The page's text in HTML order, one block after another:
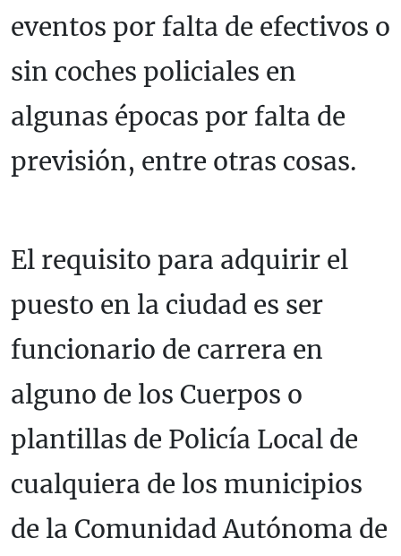
eventos por falta de efectivos o
sin coches policiales en
algunas épocas por falta de
previsión, entre otras cosas.
El requisito para adquirir el
puesto en la ciudad es ser
funcionario de carrera en
alguno de los Cuerpos o
plantillas de Policía Local de
cualquiera de los municipios
de la Comunidad Autónoma de